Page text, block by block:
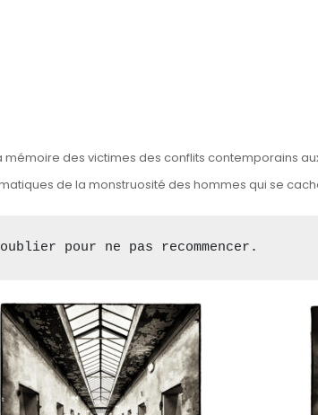
des victimes des conflits contemporains
de la monstruosité des hommes qui se
pour ne pas recommencer.